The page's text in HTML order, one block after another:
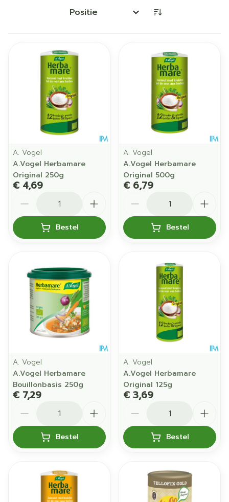
Sorteer op:
A. Vogel
A.Vogel Herbamare
Original 250g
€ 4,69
Bestel
A. Vogel
A.Vogel Herbamare
Original 500g
€ 6,79
Bestel
A. Vogel
A.Vogel Herbamare
Bouillonbasis 250g
€ 7,29
Bestel
A. Vogel
A.Vogel Herbamare
Original 125g
€ 3,69
Bestel